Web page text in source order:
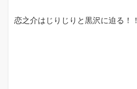
恋之介はじりじりと黒沢に迫る！！